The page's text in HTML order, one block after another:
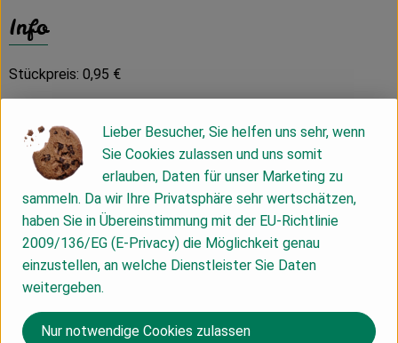
Info
Stückpreis: 0,95 €
Zutaten: Dinkelmehl 630 (eine Weizenart) 61%, Wasser 36%,
Olivenöl 2%, Gerstenmalz 1%, Steinsalz 1%, Hefe 1%,
Acerolakirschpulver 1,001%
alle Zutaten aus ökologischem Anbau
Bestellschluss Brot und Brötchen:
Liefertag Montag - Bestellschluss Vorwoche Freitag 09:00
Uhr
Liefertag Dienstag - Bestellschluss Vorwoche Freitag 09:00
Uhr
Lieber Besucher, Sie helfen uns sehr, wenn
Sie Cookies zulassen und uns somit
erlauben, Daten für unser Marketing zu
sammeln. Da wir Ihre Privatsphäre sehr wertschätzen,
haben Sie in Übereinstimmung mit der EU-Richtlinie
2009/136/EG (E-Privacy) die Möglichkeit genau
einzustellen, an welche Dienstleister Sie Daten
weitergeben.
Nur notwendige Cookies zulassen